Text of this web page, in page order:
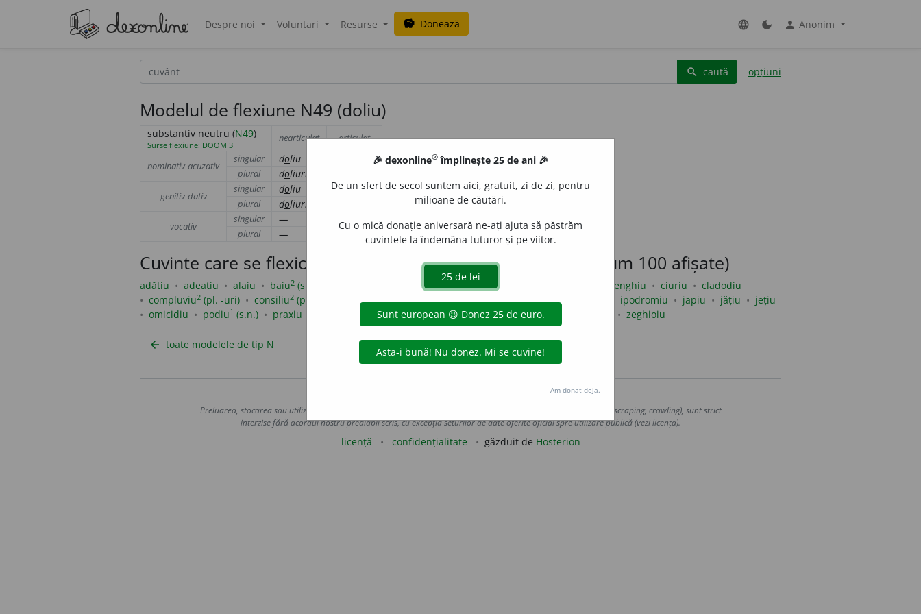
Despre noi Voluntari Resurse savings Donează language dark_mode person Anonim
search caută opțiuni
Modelul de flexiune N49 (doliu)
substantiv neutru (N49)
Surse flexiune: DOOM 3
nearticulat articulat
nominativ-acuzativ
singular doliu
plural doliuri
genitiv-dativ
singular doliu do liului
plural doliuri
vocativ
singular —
plural —
Cuvinte care se flexionează conform acestui model (maximum 100 afișate)
adătiu adeatiu alaiu baiu2 (s.n.) bercuțiu blehiu ceghiriu celenghiu ciuriu
cladodiu
compluviu2 (pl. -uri) consiliu2 (pl. -uri) doliu endocarpiu epistiliu ghioșiu hipodromiu ipodromiu japiu jățiu
jețiu
omicidiu
podiu1 (s.n.) praxiu prepuțiu rădiu rediu rezidiu sigiliu zeghioiu
arrow_back toate modelele de tip N
Preluarea, stocarea sau utilizarea datelor de pe acest site, inclusiv prin orice metode de extragere automată (web scraping, crawling), sunt strict
interzise fără acordul nostru prealabil scris, cu excepția seturilor de date oferite oficial spre utilizare publică (vezi licența).
licență confidențialitate găzduit de Hosterion
🎉 dexonline® împlinește 25 de ani 🎉
De un sfert de secol suntem aici, gratuit, zi de zi, pentru
milioane de căutări.
Cu o mică donație aniversară ne-ați ajuta să păstrăm
cuvintele la îndemâna tuturor și pe viitor.
Am donat deja.